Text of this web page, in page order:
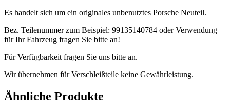
Es handelt sich um ein originales unbenutztes Porsche Neuteil.
Bez. Teilenummer zum Beispiel: 99135140784 oder Verwendung
für Ihr Fahrzeug fragen Sie bitte an!
Für Verfügbarkeit fragen Sie uns bitte an.
Wir übernehmen für Verschleißteile keine Gewährleistung.
Ähnliche Produkte